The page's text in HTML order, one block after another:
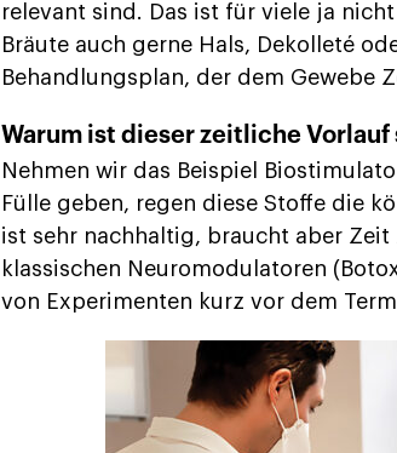
relevant sind. Das ist für viele ja
Bräute auch gerne Hals, Dekolleté
Behandlungsplan, der dem Gewebe
Warum ist dieser zeitliche
Nehmen wir das Beispiel
Fülle geben, regen diese Stoffe die
ist sehr nachhaltig, braucht aber Zeit
klassischen Neuromodulatoren
von Experimenten kurz vor dem